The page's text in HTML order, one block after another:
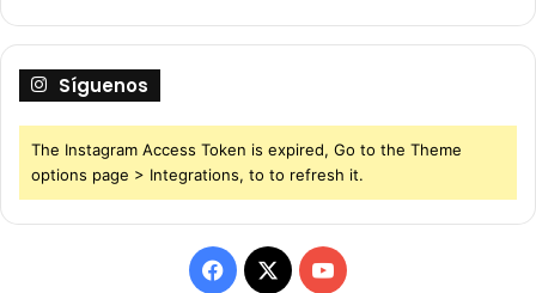
Síguenos
The Instagram Access Token is expired, Go to the Theme
options page > Integrations, to to refresh it.
F
X
Y